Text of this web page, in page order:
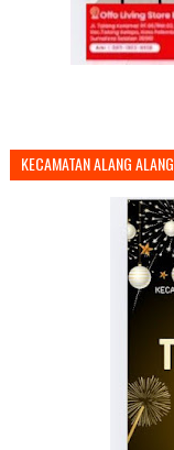
KECAMATAN ALANG